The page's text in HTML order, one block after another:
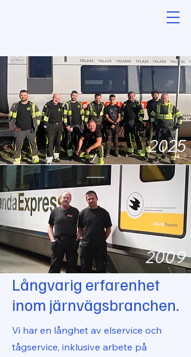
2025
2009
Långvarig erfarenhet
inom järnvägsbranchen.
Vi har en långhet av elservice och
tågservice, inklusive arbete på